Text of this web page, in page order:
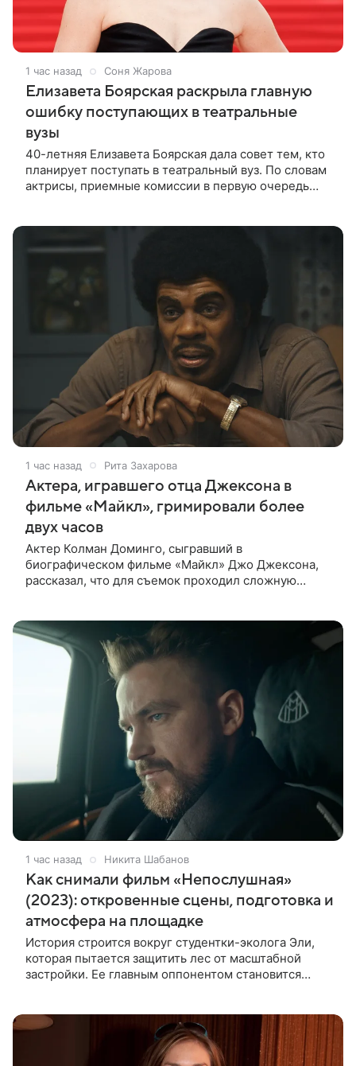
1 час назад Соня Жарова
Елизавета Боярская раскрыла главную
ошибку поступающих в театральные
вузы
40-летняя Елизавета Боярская дала совет тем, кто
планирует поступать в театральный вуз. По словам
актрисы, приемные комиссии в первую очередь
1 час назад Рита Захарова
Актера, игравшего отца Джексона в
фильме «Майкл», гримировали более
двух часов
Актер Колман Доминго, сыгравший в
биографическом фильме «Майкл» Джо Джексона,
рассказал, что для съемок проходил сложную
1 час назад Никита Шабанов
Как снимали фильм «Непослушная»
(2023): откровенные сцены, подготовка и
атмосфера на площадке
История строится вокруг студентки-эколога Эли,
которая пытается защитить лес от масштабной
застройки. Ее главным оппонентом становится